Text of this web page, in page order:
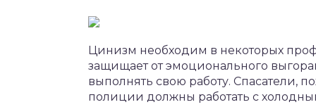
Цинизм необходим в некоторых
защищает от эмоционального
выполнять свою работу. Спасатели,
полиции должны работать с